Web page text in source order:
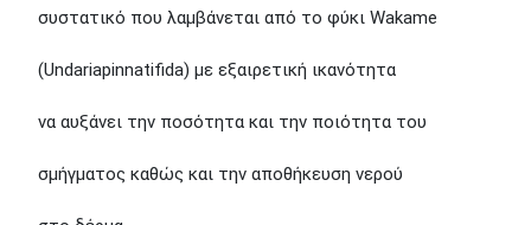
συστατικό που λαμβάνεται από το φύκι Wakame
(Undariapinnatifida) με εξαιρετική ικανότητα
να αυξάνει την ποσότητα και την ποιότητα του
σμήγματος καθώς και την αποθήκευση νερού